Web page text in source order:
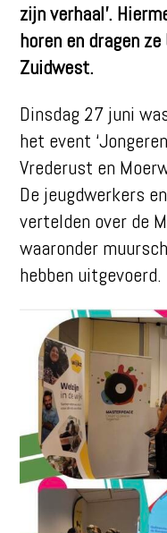
zijn verhaal’.
horen en dragen
Zuidwest.
Dinsdag 27 juni
het event
Vrederust en
De jeugdwerkers
vertelden over de
waaronder
hebben uitgevoerd.